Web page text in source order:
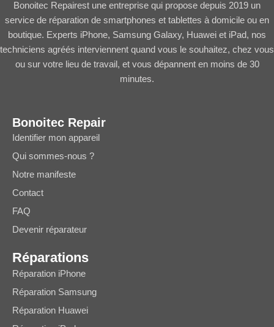
Bonoitec Repairest une entreprise qui propose depuis 2019 un
service de réparation de smartphones et tablettes à domicile ou en
boutique. Experts iPhone, Samsung Galaxy, Huawei et iPad, nos
techniciens agréés interviennent quand vous le souhaitez, chez vous
ou sur votre lieu de travail, et vous dépannent en moins de 30
minutes.
Bonoitec Repair
Identifier mon appareil
Qui sommes-nous ?
Notre manifeste
Contact
FAQ
Devenir réparateur
Réparations
Réparation iPhone
Réparation Samsung
Réparation Huawei